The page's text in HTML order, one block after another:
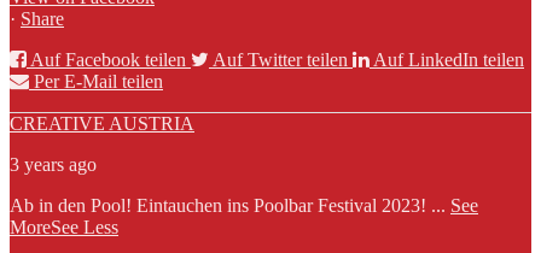
· Share
Auf Facebook teilen
Auf Twitter teilen
Auf LinkedIn teilen
Per E-Mail teilen
CREATIVE AUSTRIA
3 years ago
Ab in den Pool! Eintauchen ins Poolbar Festival 2023! ... See
MoreSee Less